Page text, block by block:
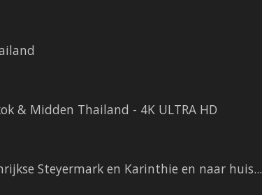
& Midden Thailand - 4K ULTRA HD
Steyermark en Karinthie en naar huis...